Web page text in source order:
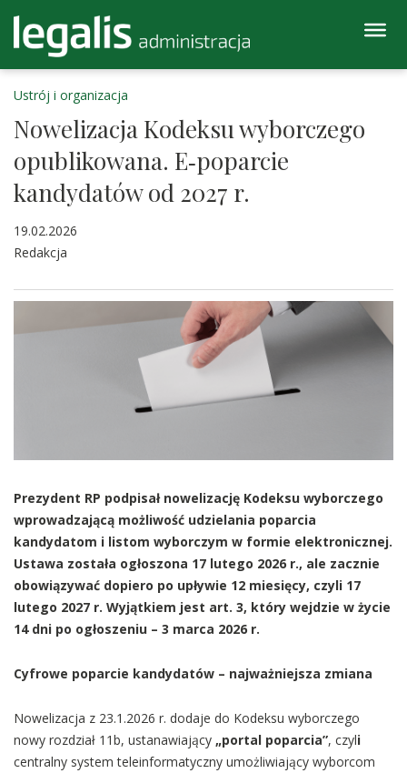
Ustrój i organizacja
Nowelizacja Kodeksu wyborczego
opublikowana. E‑poparcie
kandydatów od 2027 r.
19.02.2026
Redakcja
Prezydent RP podpisał nowelizację Kodeksu wyborczego
wprowadzającą możliwość udzielania poparcia
kandydatom i listom wyborczym w formie elektronicznej.
Ustawa została ogłoszona 17 lutego 2026 r., ale zacznie
obowiązywać dopiero po upływie 12 miesięcy, czyli 17
lutego 2027 r. Wyjątkiem jest art. 3, który wejdzie w życie
14 dni po ogłoszeniu – 3 marca 2026 r.
Cyfrowe poparcie kandydatów – najważniejsza zmiana
Nowelizacja z 23.1.2026 r. dodaje do Kodeksu wyborczego
nowy rozdział 11b, ustanawiający „portal poparcia”, czyli
centralny system teleinformatyczny umożliwiający wyborcom